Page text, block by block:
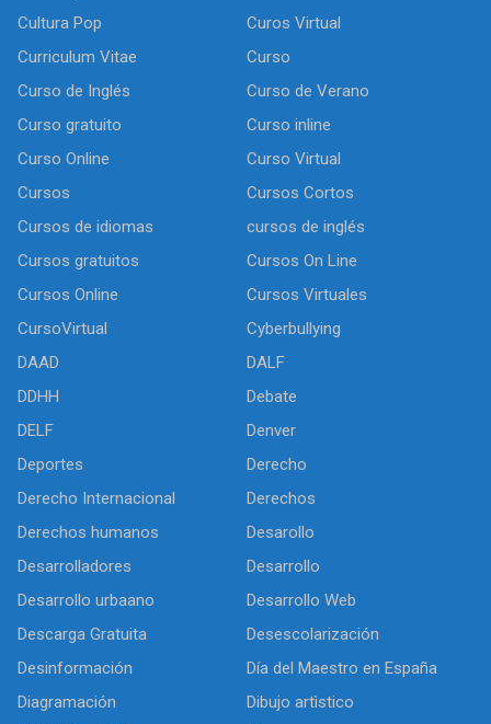
Cultura Pop
Curos Virtual
Curriculum Vitae
Curso
Curso de Inglés
Curso de Verano
Curso gratuito
Curso inline
Curso Online
Curso Virtual
Cursos
Cursos Cortos
Cursos de idiomas
cursos de inglés
Cursos gratuitos
Cursos On Line
Cursos Online
Cursos Virtuales
CursoVirtual
Cyberbullying
DAAD
DALF
DDHH
Debate
DELF
Denver
Deportes
Derecho
Derecho Internacional
Derechos
Derechos humanos
Desarollo
Desarrolladores
Desarrollo
Desarrollo urbaano
Desarrollo Web
Descarga Gratuita
Desescolarización
Desinformación
Día del Maestro en España
Diagramación
Dibujo artìstico